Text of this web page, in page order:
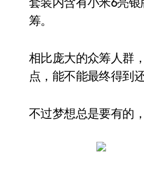
筹。
相比庞大的众筹人群
点，能不能最终得到还
不过梦想总是要有的